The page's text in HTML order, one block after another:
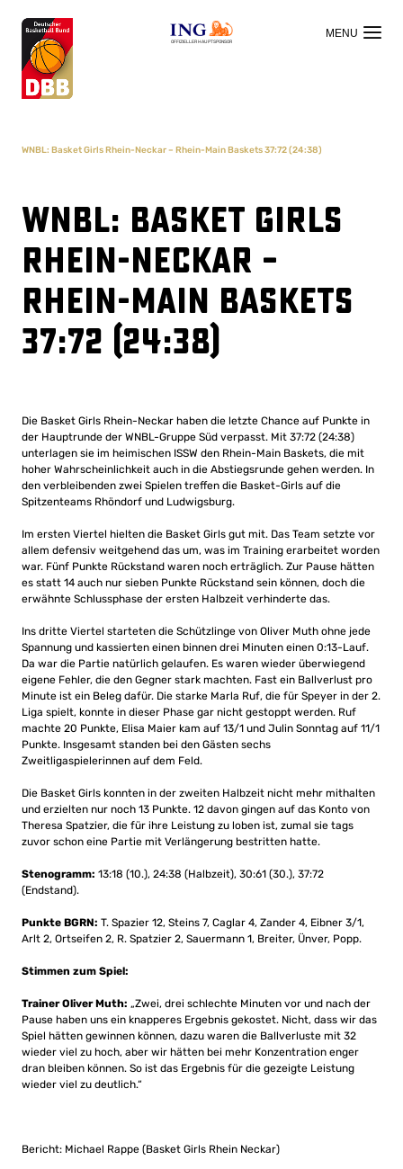
OFFIZIELLER HAUPTSPONSOR
WNBL: Basket Girls Rhein-Neckar – Rhein-Main Baskets 37:72 (24:38)
WNBL: Basket Girls
Rhein-Neckar –
Rhein-Main Baskets
37:72 (24:38)
Die Basket Girls Rhein-Neckar haben die letzte Chance auf Punkte in
der Hauptrunde der WNBL-Gruppe Süd verpasst. Mit 37:72 (24:38)
unterlagen sie im heimischen ISSW den Rhein-Main Baskets, die mit
hoher Wahrscheinlichkeit auch in die Abstiegsrunde gehen werden. In
den verbleibenden zwei Spielen treffen die Basket-Girls auf die
Spitzenteams Rhöndorf und Ludwigsburg.
Im ersten Viertel hielten die Basket Girls gut mit. Das Team setzte vor
allem defensiv weitgehend das um, was im Training erarbeitet worden
war. Fünf Punkte Rückstand waren noch erträglich. Zur Pause hätten
es statt 14 auch nur sieben Punkte Rückstand sein können, doch die
erwähnte Schlussphase der ersten Halbzeit verhinderte das.
Ins dritte Viertel starteten die Schützlinge von Oliver Muth ohne jede
Spannung und kassierten einen binnen drei Minuten einen 0:13-Lauf.
Da war die Partie natürlich gelaufen. Es waren wieder überwiegend
eigene Fehler, die den Gegner stark machten. Fast ein Ballverlust pro
Minute ist ein Beleg dafür. Die starke Marla Ruf, die für Speyer in der 2.
Liga spielt, konnte in dieser Phase gar nicht gestoppt werden. Ruf
machte 20 Punkte, Elisa Maier kam auf 13/1 und Julin Sonntag auf 11/1
Punkte. Insgesamt standen bei den Gästen sechs
Zweitligaspielerinnen auf dem Feld.
Die Basket Girls konnten in der zweiten Halbzeit nicht mehr mithalten
und erzielten nur noch 13 Punkte. 12 davon gingen auf das Konto von
Theresa Spatzier, die für ihre Leistung zu loben ist, zumal sie tags
zuvor schon eine Partie mit Verlängerung bestritten hatte.
Stenogramm: 13:18 (10.), 24:38 (Halbzeit), 30:61 (30.), 37:72
(Endstand).
Punkte BGRN: T. Spazier 12, Steins 7, Caglar 4, Zander 4, Eibner 3/1,
Arlt 2, Ortseifen 2, R. Spatzier 2, Sauermann 1, Breiter, Ünver, Popp.
Stimmen zum Spiel:
Trainer Oliver Muth: „Zwei, drei schlechte Minuten vor und nach der
Pause haben uns ein knapperes Ergebnis gekostet. Nicht, dass wir das
Spiel hätten gewinnen können, dazu waren die Ballverluste mit 32
wieder viel zu hoch, aber wir hätten bei mehr Konzentration enger
dran bleiben können. So ist das Ergebnis für die gezeigte Leistung
wieder viel zu deutlich.“
Bericht: Michael Rappe (Basket Girls Rhein Neckar)